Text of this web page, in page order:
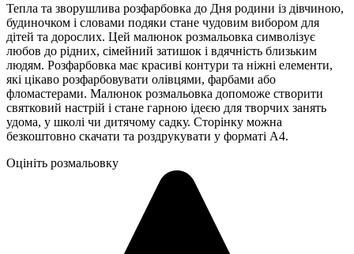
Тепла та зворушлива розфарбовка до Дня родини із дівчиною,
будиночком і словами подяки стане чудовим вибором для
дітей та дорослих. Цей малюнок розмальовка символізує
любов до рідних, сімейний затишок і вдячність близьким
людям. Розфарбовка має красиві контури та ніжні елементи,
які цікаво розфарбовувати олівцями, фарбами або
фломастерами. Малюнок розмальовка допоможе створити
святковий настрій і стане гарною ідеєю для творчих занять
удома, у школі чи дитячому садку. Сторінку можна
безкоштовно скачати та роздрукувати у форматі А4.
Оцініть розмальовку